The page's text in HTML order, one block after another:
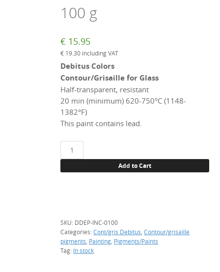
100 g
€ 15.95
€ 19.30 including VAT
Debitus Colors
Contour/Grisaille for Glass
Half-transparent, resistant
20 min (minimum) 620-750°C (1148-
1382°F)
This paint contains lead.
Depoli
incolore
Add to Cart
SKU: DDEP-INC-0100
Categories:Cont/gris Debitus ,Contour/grisaille
pigments Painting Pigments/Paints
Tag: In stock